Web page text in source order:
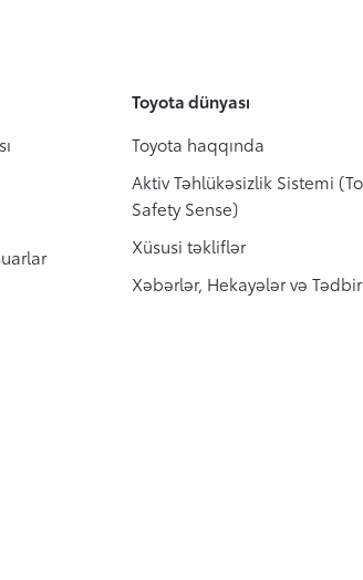
Toyota dünyası
Toyota haqqında
Aktiv Təhlükəsizlik Sistemi
Safety Sense)
Xüsusi təkliflər
Xəbərlər, Hekayələr və